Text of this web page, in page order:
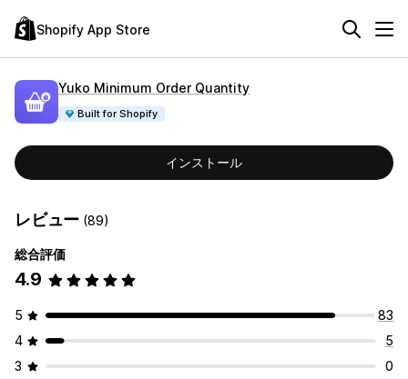
Shopify App Store
Yuko Minimum Order Quantity
Built for Shopify
インストール
レビュー (89)
総合評価
4.9
5
83
4
5
3
0